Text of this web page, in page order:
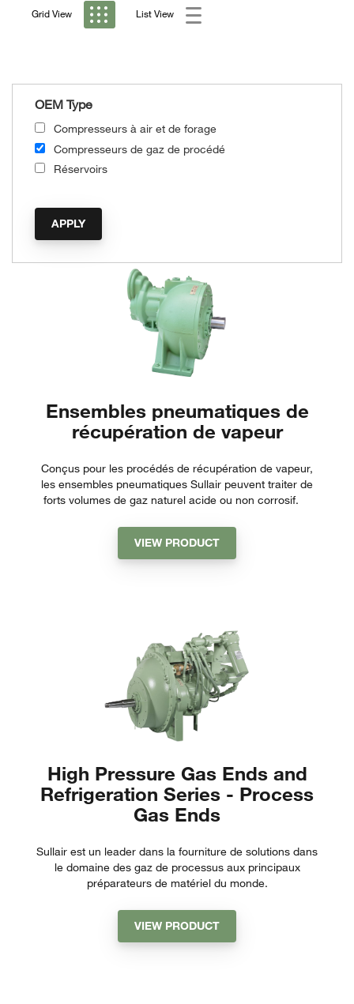
Grid View List View
OEM Type
Compresseurs à air et de forage
Compresseurs de gaz de procédé
Réservoirs
Ensembles pneumatiques de
récupération de vapeur
Conçus pour les procédés de récupération de vapeur,
les ensembles pneumatiques Sullair peuvent traiter de
forts volumes de gaz naturel acide ou non corrosif.
VIEW PRODUCT
High Pressure Gas Ends and
Refrigeration Series - Process
Gas Ends
Sullair est un leader dans la fourniture de solutions dans
le domaine des gaz de processus aux principaux
préparateurs de matériel du monde.
VIEW PRODUCT